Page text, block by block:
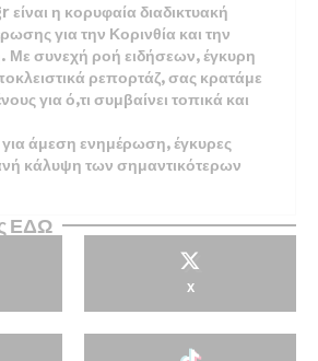
η κορυφαία διαδικτυακή
για την Κορινθία και την
Με συνεχή ροή ειδήσεων, έγκυρη
ρεπορτάζ, σας κρατάμε
για ό,τι συμβαίνει τοπικά και
άμεση ενημέρωση, έγκυρες
κάλυψη των σημαντικότερων
ΕΔΩ
X